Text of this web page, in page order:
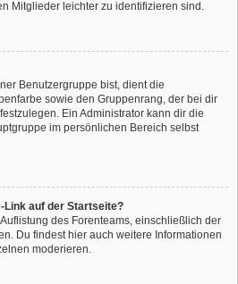
Mitglieder leichter zu identifizieren sind.
Benutzergruppe bist, dient die
sowie den Gruppenrang, der bei dir
Ein Administrator kann dir die
im persönlichen Bereich selbst
Link auf der Startseite?
des Forenteams, einschließlich der
Du findest hier auch weitere Informationen
moderieren.